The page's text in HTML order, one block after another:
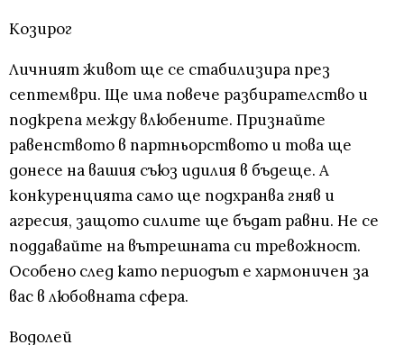
Козирог
Личният живот ще се стабилизира през
септември. Ще има повече разбирателство и
подкрепа между влюбените. Признайте
равенството в партньорството и това ще
донесе на вашия съюз идилия в бъдеще. А
конкуренцията само ще подхранва гняв и
агресия, защото силите ще бъдат равни. Не се
поддавайте на вътрешната си тревожност.
Особено след като периодът е хармоничен за
вас в любовната сфера.
Водолей